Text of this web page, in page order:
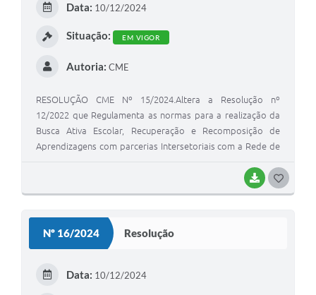
BAIXAR
Data: 10/12/2024
Situação: EM VIGOR
Autoria: CME
RESOLUÇÃO CME Nº 15/2024.Altera a Resolução nº
12/2022 que Regulamenta as normas para a realização da
Busca Ativa Escolar, Recuperação e Recomposição de
Aprendizagens com parcerias Intersetoriais com a Rede de
Nº 16/2024 Resolução
Data: 10/12/2024